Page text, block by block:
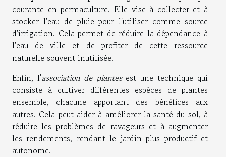
courante en permaculture. Elle vise à collecter et à
stocker l'eau de pluie pour l'utiliser comme source
d'irrigation. Cela permet de réduire la dépendance à
l'eau de ville et de profiter de cette ressource
naturelle souvent inutilisée.
Enfin, l'association de plantesest une technique qui
consiste à cultiver différentes espèces de plantes
ensemble, chacune apportant des bénéfices aux
autres. Cela peut aider à améliorer la santé du sol, à
réduire les problèmes de ravageurs et à augmenter
les rendements, rendant le jardin plus productif et
autonome.